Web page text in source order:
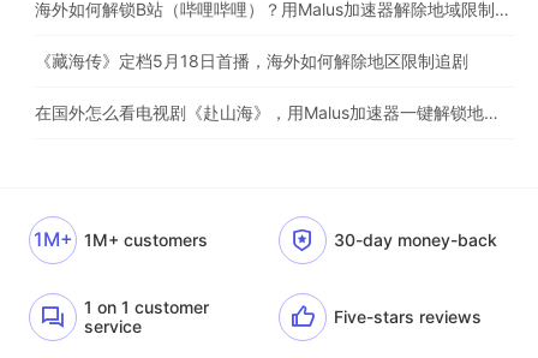
海外如何解锁B站（哔哩哔哩）？用Malus加速器解除地域限制，一键流畅追番
《藏海传》定档5月18日首播，海外如何解除地区限制追剧
在国外怎么看电视剧《赴山海》，用Malus加速器一键解锁地区限制
1M+ 1M+ customers 30-day money-back
1 on 1 customer
service
Five-stars reviews